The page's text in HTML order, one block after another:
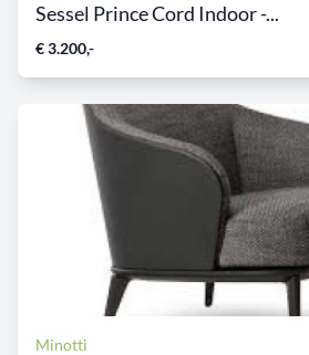
Sessel Prince Cord Indoor -...
€ 3.200,-
Minotti